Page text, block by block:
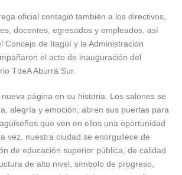
oficial contagió también a los directivos,
docentes, egresados y empleados, así
Concejo de Itagüí y la Administración
el acto de inauguración del
TdeA Aburrá Sur.
página en su historia. Los salones se
alegría y emoción; abren sus puertas para
que ven en ellos una oportunidad
vez, nuestra ciudad se enorgullece de
de educación superior pública, de calidad
de alto nivel, símbolo de progreso,